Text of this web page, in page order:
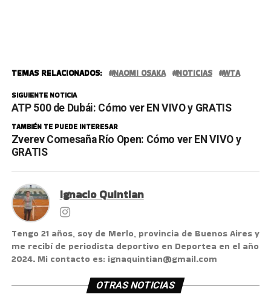
TEMAS RELACIONADOS: NAOMI OSAKA NOTICIAS WTA
SIGUIENTE NOTICIA
ATP 500 de Dubái: Cómo ver EN VIVO y GRATIS
TAMBIÉN TE PUEDE INTERESAR
Zverev Comesaña Río Open: Cómo ver EN VIVO y
GRATIS
Ignacio Quintian
Tengo 21 años, soy de Merlo, provincia de Buenos Aires y
me recibí de periodista deportivo en Deportea en el año
2024. Mi contacto es: ignaquintian@gmail.com
OTRAS NOTICIAS